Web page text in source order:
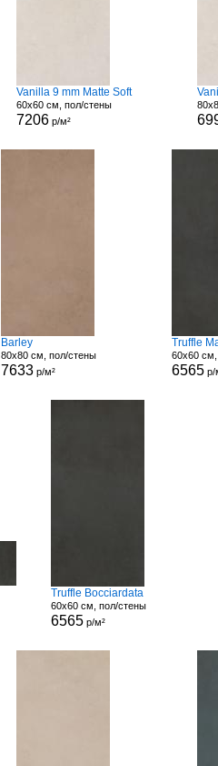
Vanilla 9 mm Matte Soft
60x60 см, пол/стены
7206р/м²
Barley
80x80 см, пол/стены
7633 р/м²
Truffle
60x60
6565 р/
Truffle Bocciardata
60x60 см, пол/стены
6565 р/м²